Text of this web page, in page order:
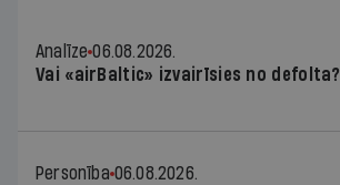
Analīze 06.08.2026.
Vai «airBaltic» izvairīsies no defolta?
Personība 06.08.2026.